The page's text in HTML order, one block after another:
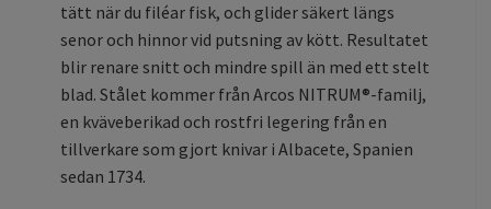
tätt när du filéar fisk, och glider säkert längs
senor och hinnor vid putsning av kött. Resultatet
blir renare snitt och mindre spill än med ett stelt
blad. Stålet kommer från Arcos NITRUM®-familj,
en kväveberikad och rostfri legering från en
tillverkare som gjort knivar i Albacete, Spanien
sedan 1734.